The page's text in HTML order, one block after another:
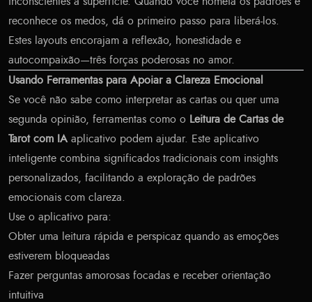
reconhece os medos, dá o primeiro passo para liberá-los.
Estes layouts encorajam a reflexão, honestidade e
autocompaixão—três forças poderosas no amor.
Usando Ferramentas para Apoiar a Clareza Emocional
Se você não sabe como interpretar as cartas ou quer uma
segunda opinião, ferramentas como o Leitura de Cartas de
Tarot com IA aplicativo podem ajudar. Este aplicativo
inteligente combina significados tradicionais com insights
personalizados, facilitando a exploração de padrões
emocionais com clareza.
Use o aplicativo para:
Obter uma leitura rápida e perspicaz quando as emoções
estiverem bloqueadas
Fazer perguntas amorosas focadas e receber orientação
intuitiva